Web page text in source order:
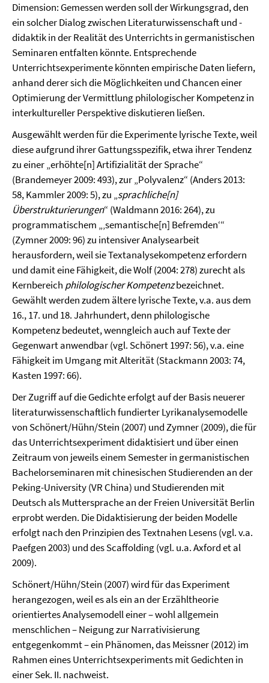
Dimension: Gemessen werden soll der Wirkungsgrad, den
ein solcher Dialog zwischen Literaturwissenschaft und -
didaktik in der Realität des Unterrichts in germanistischen
Seminaren entfalten könnte. Entsprechende
Unterrichtsexperimente könnten empirische Daten liefern,
anhand derer sich die Möglichkeiten und Chancen einer
Optimierung der Vermittlung philologischer Kompetenz in
interkultureller Perspektive diskutieren ließen.
Ausgewählt werden für die Experimente lyrische Texte, weil
diese aufgrund ihrer Gattungsspezifik, etwa ihrer Tendenz
zu einer „erhöhte[n] Artifizialität der Sprache“
(Brandemeyer 2009: 493), zur „Polyvalenz“ (Anders 2013:
58, Kammler 2009: 5), zu „sprachliche[n]
Überstrukturierungen“ (Waldmann 2016: 264), zu
programmatischem „‚semantische[n] Befremden‘“
(Zymner 2009: 96) zu intensiver Analysearbeit
herausfordern, weil sie Textanalysekompetenz erfordern
und damit eine Fähigkeit, die Wolf (2004: 278) zurecht als
Kernbereich philologischer Kompetenzbezeichnet.
Gewählt werden zudem ältere lyrische Texte, v.a. aus dem
16., 17. und 18. Jahrhundert, denn philologische
Kompetenz bedeutet, wenngleich auch auf Texte der
Gegenwart anwendbar (vgl. Schönert 1997: 56), v.a. eine
Fähigkeit im Umgang mit Alterität (Stackmann 2003: 74,
Kasten 1997: 66).
Der Zugriff auf die Gedichte erfolgt auf der Basis neuerer
literaturwissenschaftlich fundierter Lyrikanalysemodelle
von Schönert/Hühn/Stein (2007) und Zymner (2009), die für
das Unterrichtsexperiment didaktisiert und über einen
Zeitraum von jeweils einem Semester in germanistischen
Bachelorseminaren mit chinesischen Studierenden an der
Peking-University (VR China) und Studierenden mit
Deutsch als Muttersprache an der Freien Universität Berlin
erprobt werden. Die Didaktisierung der beiden Modelle
erfolgt nach den Prinzipien des Textnahen Lesens (vgl. v.a.
Paefgen 2003) und des Scaffolding (vgl. u.a. Axford et al
2009).
Schönert/Hühn/Stein (2007) wird für das Experiment
herangezogen, weil es als ein an der Erzähltheorie
orientiertes Analysemodell einer – wohl allgemein
menschlichen – Neigung zur Narrativisierung
entgegenkommt – ein Phänomen, das Meissner (2012) im
Rahmen eines Unterrichtsexperiments mit Gedichten in
einer Sek. II. nachweist.